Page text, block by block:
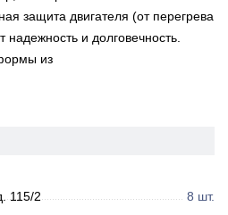
защита двигателя (от перегрева
надежность и долговечность.
из
115/2
8 шт.